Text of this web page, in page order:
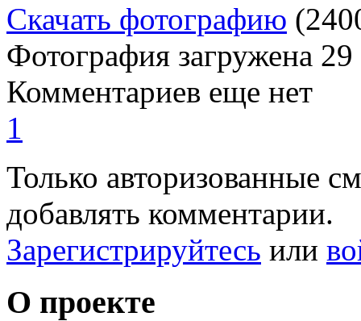
Скачать фотографию
Фотография загружена
Комментариев еще нет
1
Только авторизованные
добавлять комментарии.
Зарегистрируйтесь или
О проекте